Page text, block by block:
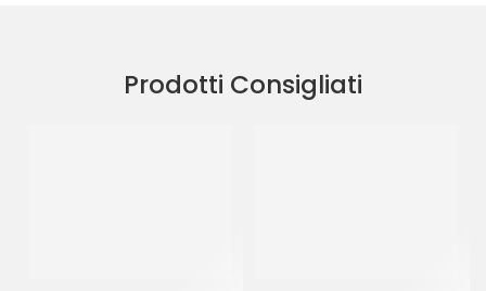
Prodotti Consigliati